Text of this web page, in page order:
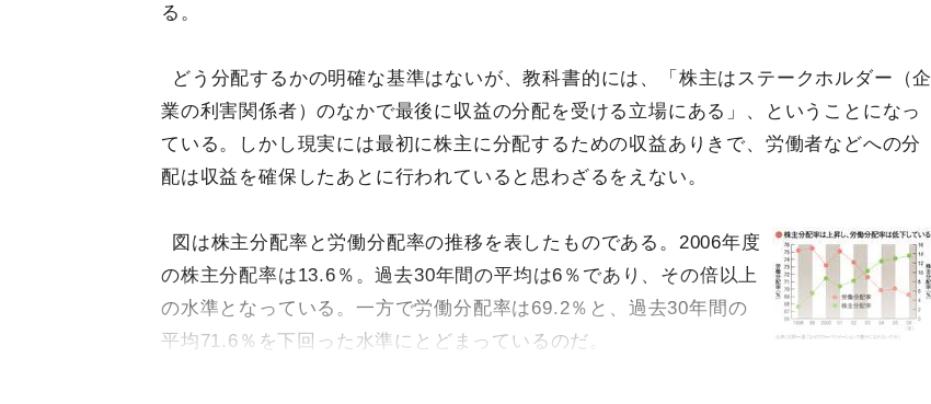
る。
どう分配するかの明確な基準はないが、教科書的には、「株主はステークホルダー（企
業の利害関係者）のなかで最後に収益の分配を受ける立場にある」、ということになっ
ている。しかし現実には最初に株主に分配するための収益ありきで、労働者などへの分
配は収益を確保したあとに行われていると思わざるをえない。
図は株主分配率と労働分配率の推移を表したものである。2006年度
の株主分配率は13.6％。過去30年間の平均は6％であり、その倍以上
の水準となっている。一方で労働分配率は69.2％と、過去30年間の
平均71.6％を下回った水準にとどまっているのだ。